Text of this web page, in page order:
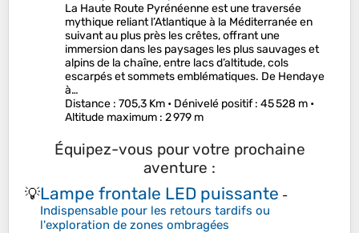
La Haute Route Pyrénéenne est une traversée
mythique reliant l’Atlantique à la Méditerranée en
suivant au plus près les crêtes, offrant une
immersion dans les paysages les plus sauvages et
alpins de la chaîne, entre lacs d’altitude, cols
escarpés et sommets emblématiques. De Hendaye
à…
Distance : 705,3 Km • Dénivelé positif: 45 528 m •
Altitude maximum : 2 979 m
Équipez-vous pour votre prochaine
aventure :
💡Lampe frontale LED puissante -
Indispensable pour les retours tardifs ou
l'exploration de zones ombragées